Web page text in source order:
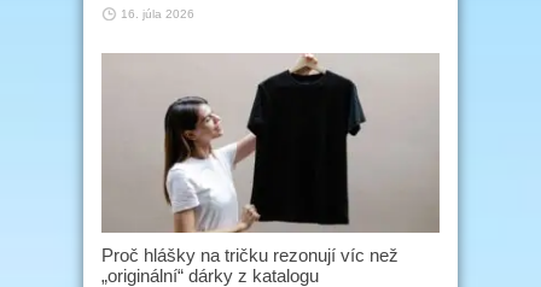
16. júla 2026
Proč hlášky na tričku rezonují víc než
„originální“ dárky z katalogu